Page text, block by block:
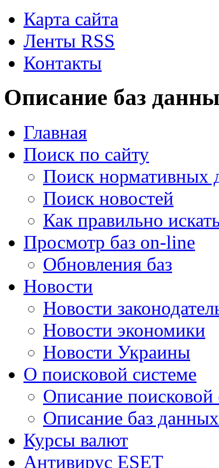
Карта сайта
Ленты RSS
Контакты
Описание баз
Главная
Поиск по сайту
Поиск нормативных
Поиск новостей
Как правильно
Просмотр баз on-line
Обновления баз
Новости
Новости
Новости экономики
Новости Украины
О поисковой системе
Описание
Описание баз данных
Курсы валют
Антивирус ESET